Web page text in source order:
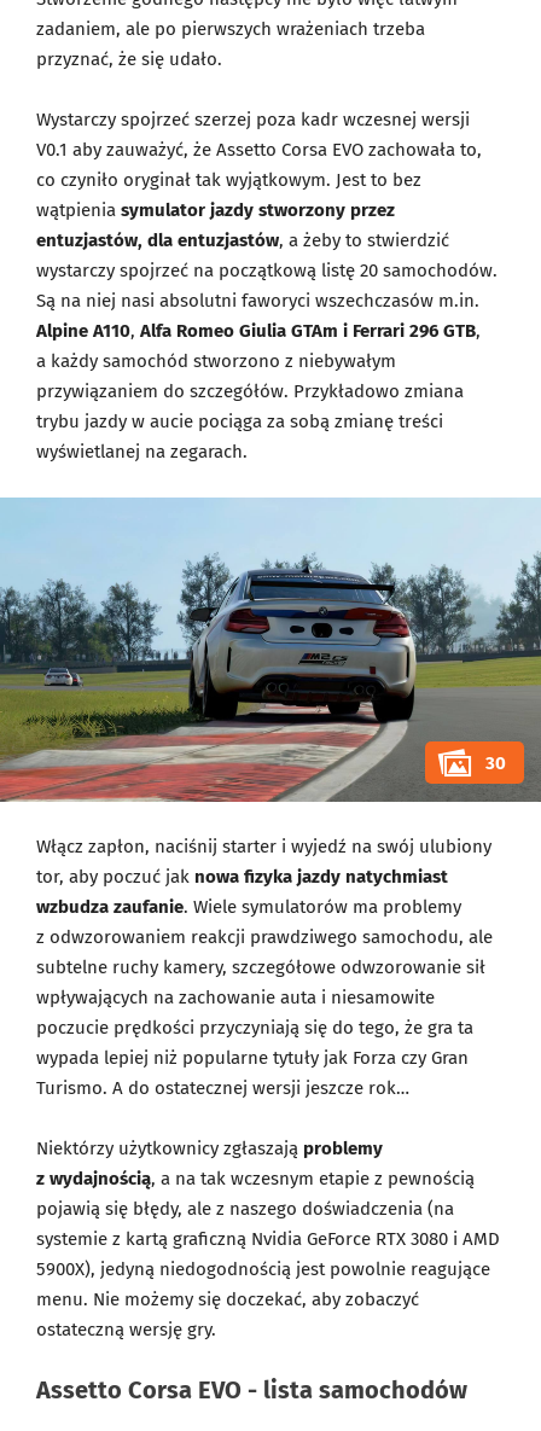
zadaniem, ale po pierwszych wrażeniach trzeba
przyznać, że się udało.
Wystarczy spojrzeć szerzej poza kadr wczesnej wersji
V0.1 aby zauważyć, że Assetto Corsa EVO zachowała to,
co czyniło oryginał tak wyjątkowym. Jest to bez
wątpienia symulator jazdy stworzony przez
entuzjastów, dla entuzjastów, a żeby to stwierdzić
wystarczy spojrzeć na początkową listę 20 samochodów.
Są na niej nasi absolutni faworyci wszechczasów m.in.
Alpine A110, Alfa Romeo Giulia GTAm i Ferrari 296 GTB,
a każdy samochód stworzono z niebywałym
przywiązaniem do szczegółów. Przykładowo zmiana
trybu jazdy w aucie pociąga za sobą zmianę treści
wyświetlanej na zegarach.
30
Włącz zapłon, naciśnij starter i wyjedź na swój ulubiony
tor, aby poczuć jak nowa fizyka jazdy natychmiast
wzbudza zaufanie. Wiele symulatorów ma problemy
z odwzorowaniem reakcji prawdziwego samochodu, ale
subtelne ruchy kamery, szczegółowe odwzorowanie sił
wpływających na zachowanie auta i niesamowite
poczucie prędkości przyczyniają się do tego, że gra ta
wypada lepiej niż popularne tytuły jak Forza czy Gran
Turismo. A do ostatecznej wersji jeszcze rok…
Niektórzy użytkownicy zgłaszają problemy
z wydajnością, a na tak wczesnym etapie z pewnością
pojawią się błędy, ale z naszego doświadczenia (na
systemie z kartą graficzną Nvidia GeForce RTX 3080 i AMD
5900X), jedyną niedogodnością jest powolnie reagujące
menu. Nie możemy się doczekać, aby zobaczyć
ostateczną wersję gry.
Assetto Corsa EVO - lista samochodów